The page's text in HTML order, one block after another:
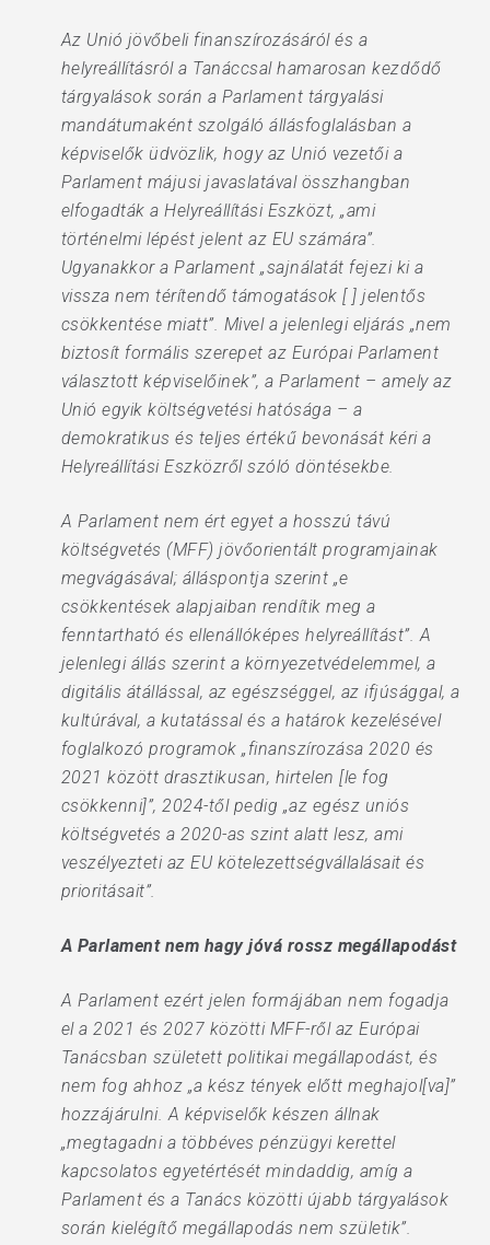
Az Unió jövőbeli finanszírozásáról és a
helyreállításról a Tanáccsal hamarosan kezdődő
tárgyalások során a Parlament tárgyalási
mandátumaként szolgáló állásfoglalásban a
képviselők üdvözlik, hogy az Unió vezetői a
Parlament májusi javaslatával összhangban
elfogadták a Helyreállítási Eszközt, „ami
történelmi lépést jelent az EU számára”.
Ugyanakkor a Parlament „sajnálatát fejezi ki a
vissza nem térítendő támogatások [ ] jelentős
csökkentése miatt”. Mivel a jelenlegi eljárás „nem
biztosít formális szerepet az Európai Parlament
választott képviselőinek”, a Parlament – amely az
Unió egyik költségvetési hatósága – a
demokratikus és teljes értékű bevonását kéri a
Helyreállítási Eszközről szóló döntésekbe.
A Parlament nem ért egyet a hosszú távú
költségvetés (MFF) jövőorientált programjainak
megvágásával; álláspontja szerint „e
csökkentések alapjaiban rendítik meg a
fenntartható és ellenállóképes helyreállítást”. A
jelenlegi állás szerint a környezetvédelemmel, a
digitális átállással, az egészséggel, az ifjúsággal, a
kultúrával, a kutatással és a határok kezelésével
foglalkozó programok „finanszírozása 2020 és
2021 között drasztikusan, hirtelen [le fog
csökkenni]”, 2024-től pedig „az egész uniós
költségvetés a 2020-as szint alatt lesz, ami
veszélyezteti az EU kötelezettségvállalásait és
prioritásait”.
A Parlament nem hagy jóvá rossz megállapodást
A Parlament ezért jelen formájában nem fogadja
el a 2021 és 2027 közötti MFF-ről az Európai
Tanácsban született politikai megállapodást, és
nem fog ahhoz „a kész tények előtt meghajol[va]”
hozzájárulni. A képviselők készen állnak
„megtagadni a többéves pénzügyi kerettel
kapcsolatos egyetértését mindaddig, amíg a
Parlament és a Tanács közötti újabb tárgyalások
során kielégítő megállapodás nem születik”.